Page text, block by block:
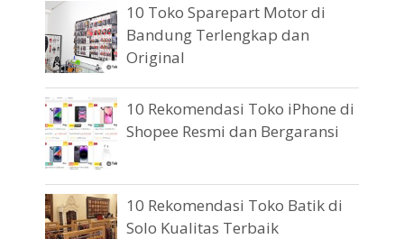
10 Toko Sparepart Motor di
Bandung Terlengkap dan
Original
10 Rekomendasi Toko iPhone di
Shopee Resmi dan Bergaransi
10 Rekomendasi Toko Batik di
Solo Kualitas Terbaik